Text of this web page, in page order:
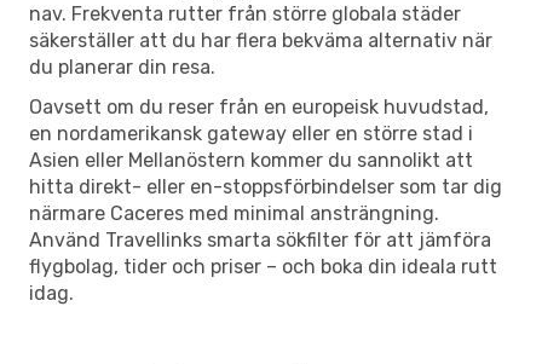
nav. Frekventa rutter från större globala städer
säkerställer att du har flera bekväma alternativ när
du planerar din resa.
Oavsett om du reser från en europeisk huvudstad,
en nordamerikansk gateway eller en större stad i
Asien eller Mellanöstern kommer du sannolikt att
hitta direkt- eller en-stoppsförbindelser som tar dig
närmare Caceres med minimal ansträngning.
Använd Travellinks smarta sökfilter för att jämföra
flygbolag, tider och priser – och boka din ideala rutt
idag.